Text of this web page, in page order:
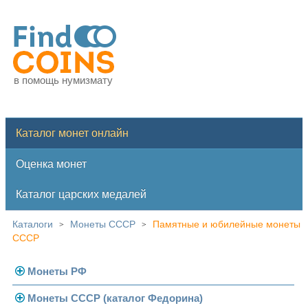
в помощь нумизмату
Каталог монет онлайн
Оценка монет
Каталог царских медалей
Каталоги > Монеты СССР >
Памятные и юбилейные монеты
СССР
Монеты РФ
Современная Россия
Монеты СССР (каталог Федорина)